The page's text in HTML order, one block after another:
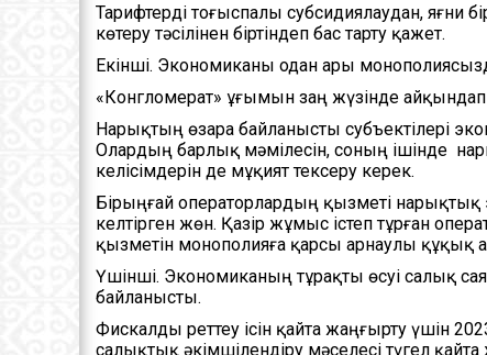
Тарифтерді тоғыспалы субсидиялаудан, яғни
көтеру тәсілінен біртіндеп бас тарту қажет.
Екінші. Экономиканы одан ары
«Конгломерат» ұғымын заң жүзінде
Нарықтың өзара байланысты субъектілері
Олардың барлық мәмілесін, соның ішінде
келісімдерін де мұқият тексеру керек.
Бірыңғай операторлардың қызметі нарықтық
келтірген жөн. Қазір жұмыс істеп тұрған
қызметін монополияға қарсы арнаулы құқық
Үшінші. Экономиканың тұрақты өсуі салық
байланысты.
Фискалды реттеу ісін қайта жаңғырту үшін
салықтық әкімшілендіру мәселесі түгел қайта